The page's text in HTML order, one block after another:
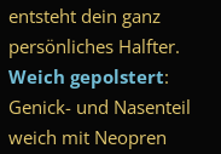
entsteht dein ganz
persönliches Halfter.
Weich gepolstert:
Genick- und Nasenteil
weich mit Neopren